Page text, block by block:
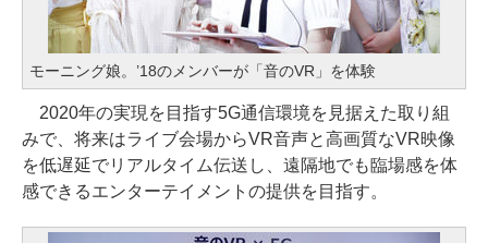
モーニング娘。’18のメンバーが「音のVR」を体験
2020年の実現を目指す5G通信環境を見据えた取り組
みで、将来はライブ会場からVR音声と高画質なVR映像
を低遅延でリアルタイム伝送し、遠隔地でも臨場感を体
感できるエンターテイメントの提供を目指す。